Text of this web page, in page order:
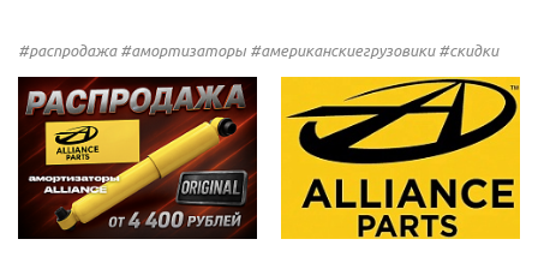
#распродажа #амортизаторы #американскиегрузовики #скидки